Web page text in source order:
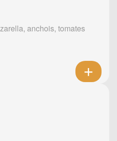
anchois, tomates